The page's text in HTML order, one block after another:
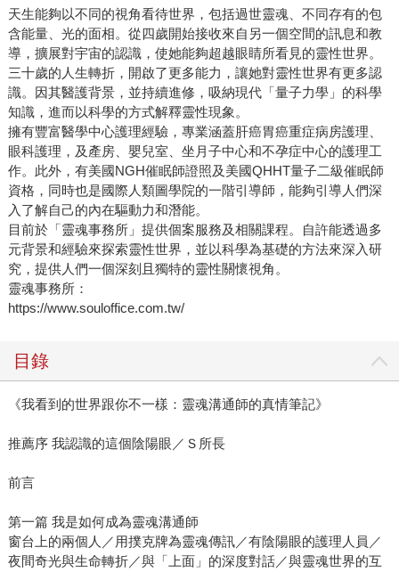
天生能夠以不同的視角看待世界，包括過世靈魂、不同存有的包
含能量、光的面相。從四歲開始接收來自另一個空間的訊息和教
導，擴展對宇宙的認識，使她能夠超越眼睛所看見的靈性世界。
三十歲的人生轉折，開啟了更多能力，讓她對靈性世界有更多認
識。因其醫護背景，並持續進修，吸納現代「量子力學」的科學
知識，進而以科學的方式解釋靈性現象。
擁有豐富醫學中心護理經驗，專業涵蓋肝癌胃癌重症病房護理、
眼科護理，及產房、嬰兒室、坐月子中心和不孕症中心的護理工
作。此外，有美國NGH催眠師證照及美國QHHT量子二級催眠師
資格，同時也是國際人類圖學院的一階引導師，能夠引導人們深
入了解自己的內在驅動力和潛能。
目前於「靈魂事務所」提供個案服務及相關課程。自許能透過多
元背景和經驗來探索靈性世界，並以科學為基礎的方法來深入研
究，提供人們一個深刻且獨特的靈性關懷視角。
靈魂事務所：
https://www.souloffice.com.tw/
目錄
《我看到的世界跟你不一樣：靈魂溝通師的真情筆記》
推薦序 我認識的這個陰陽眼／Ｓ所長
前言
第一篇 我是如何成為靈魂溝通師
窗台上的兩個人／用撲克牌為靈魂傳訊／有陰陽眼的護理人員／
夜間奇光與生命轉折／與「上面」的深度對話／與靈魂世界的互